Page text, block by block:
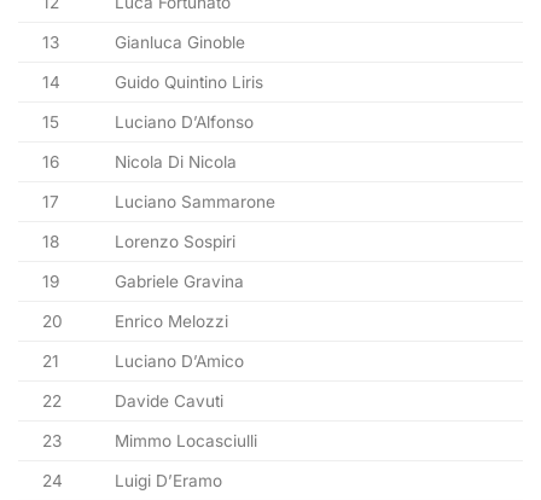
13 Gianluca Ginoble
14 Guido Quintino Liris
15 Luciano D’Alfonso
16 Nicola Di Nicola
17 Luciano Sammarone
18 Lorenzo Sospiri
19 Gabriele Gravina
20 Enrico Melozzi
21 Luciano D’Amico
22 Davide Cavuti
23 Mimmo Locasciulli
24 Luigi D’Eramo